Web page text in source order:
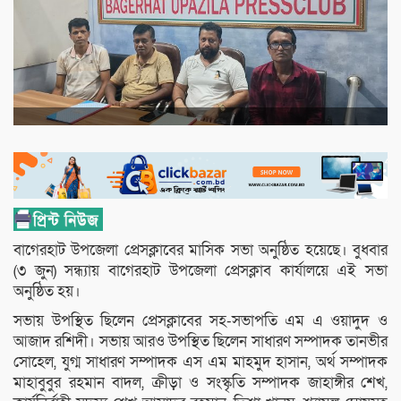
বাগেরহাট উপজেলা প্রেসক্লাবের মাসিক সভা অনুষ্ঠিত হয়েছে। বুধবার
(৩ জুন) সন্ধ্যায় বাগেরহাট উপজেলা প্রেসক্লাব কার্যালয়ে এই সভা
অনুষ্ঠিত হয়।
সভায় উপস্থিত ছিলেন প্রেসক্লাবের সহ-সভাপতি এম এ ওয়াদুদ ও
আজাদ রশিদী। সভায় আরও উপস্থিত ছিলেন সাধারণ সম্পাদক তানভীর
সোহেল, যুগ্ম সাধারণ সম্পাদক এস এম মাহমুদ হাসান, অর্থ সম্পাদক
মাহাবুবুর রহমান বাদল, ক্রীড়া ও সংস্কৃতি সম্পাদক জাহাঙ্গীর শেখ,